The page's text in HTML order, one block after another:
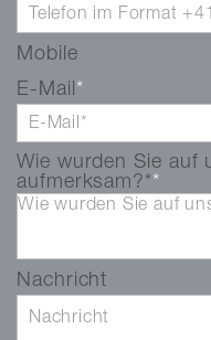
Mobile
E-Mail
Wie wurden Sie auf
aufmerksam?*
Wie wurden Sie auf
Nachricht